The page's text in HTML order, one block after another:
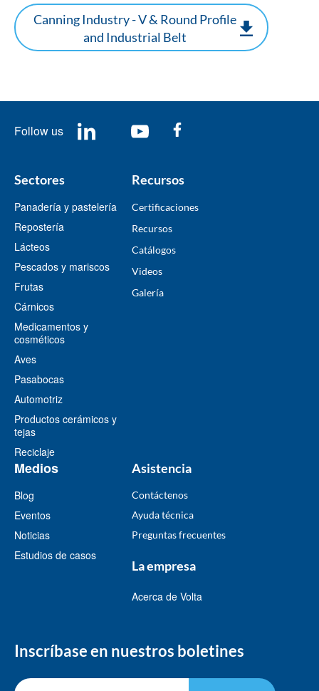
Canning Industry - V & Round Profile
and Industrial Belt
Follow us
Sectores
Panadería y pastelería
Repostería
Lácteos
Pescados y mariscos
Frutas
Cárnicos
Medicamentos y
cosméticos
Aves
Pasabocas
Automotriz
Productos cerámicos y
tejas
Reciclaje
Recursos
Certificaciones
Recursos
​Catálogos​
Videos
​Galería
Medios
Blog
Eventos
Noticias
Estudios de casos
Asistencia
Contáctenos
Ayuda técnica
Preguntas frecuentes
La empresa
Acerca de Volta
Inscríbase en nuestros boletines